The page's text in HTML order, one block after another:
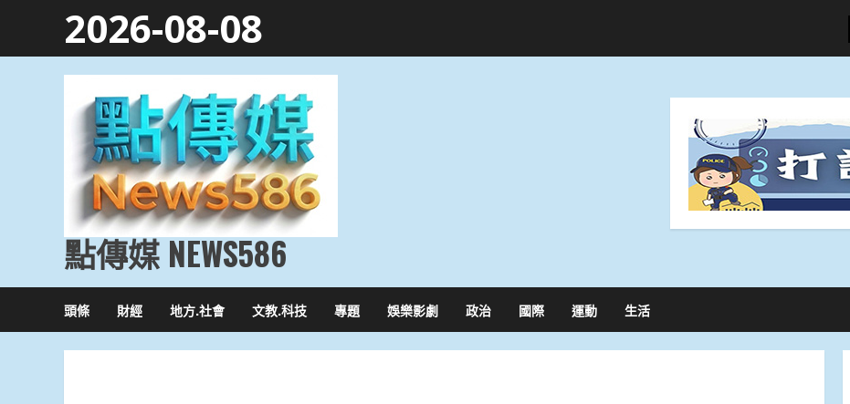
2026-08-08
點傳媒 NEWS586
頭條 財經 地方.社會 文教.科技 專題 娛樂影劇 政治 國際 運動 生活